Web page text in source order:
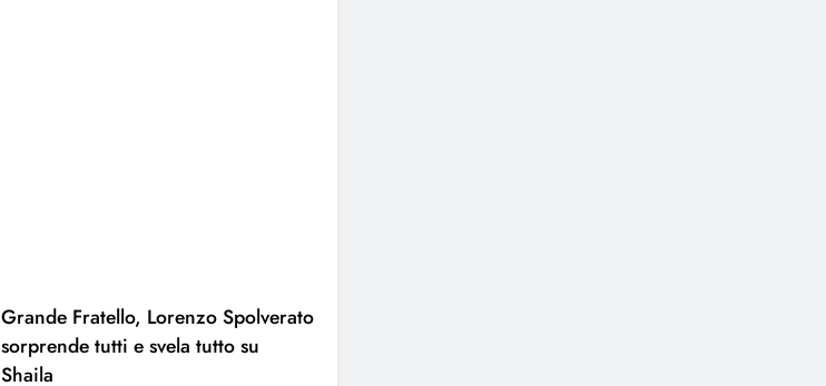
Grande Fratello, Lorenzo Spolverato
sorprende tutti e svela tutto su
Shaila